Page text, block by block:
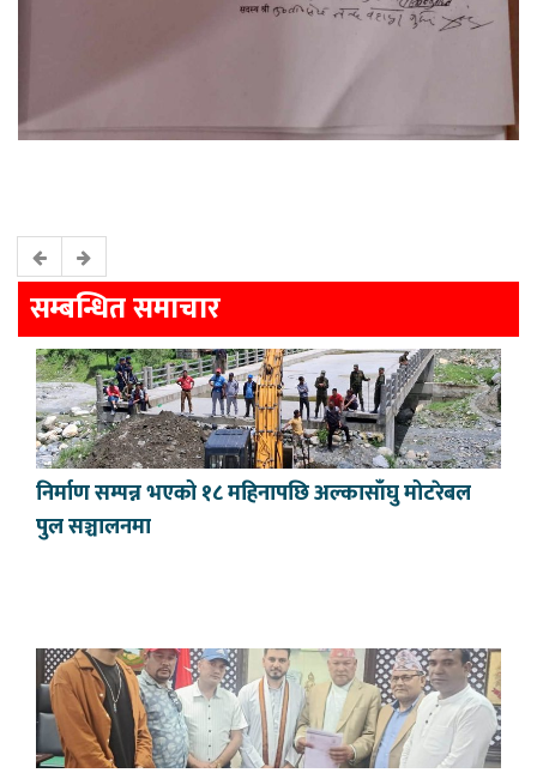
सम्बन्धित समाचार
निर्माण सम्पन्न भएको १८ महिनापछि अल्कासाँघु मोटरेबल
पुल सञ्चालनमा